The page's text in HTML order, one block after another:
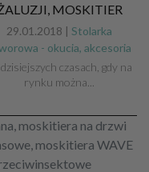
MOSKITIER
29.01.2018 | Stolarka
- okucia, akcesoria
czasach, gdy na
rynku można...
moskitiera na drzwi
moskitiera WAVE